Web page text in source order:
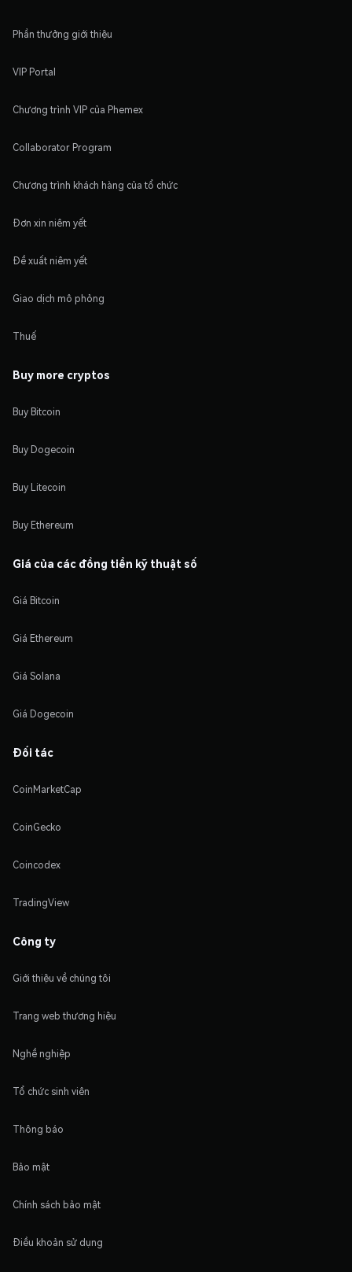
Phần thưởng giới thiệu
VIP Portal
Chương trình VIP của Phemex
Collaborator Program
Chương trình khách hàng của tổ chức
Đơn xin niêm yết
Đề xuất niêm yết
Giao dịch mô phỏng
Thuế
Buy more cryptos
Buy Bitcoin
Buy Dogecoin
Buy Litecoin
Buy Ethereum
Giá của các đồng tiền kỹ thuật số
Giá Bitcoin
Giá Ethereum
Giá Solana
Giá Dogecoin
Đối tác
CoinMarketCap
CoinGecko
Coincodex
TradingView
Công ty
Giới thiệu về chúng tôi
Trang web thương hiệu
Nghề nghiệp
Tổ chức sinh viên
Thông báo
Bảo mật
Chính sách bảo mật
Điều khoản sử dụng